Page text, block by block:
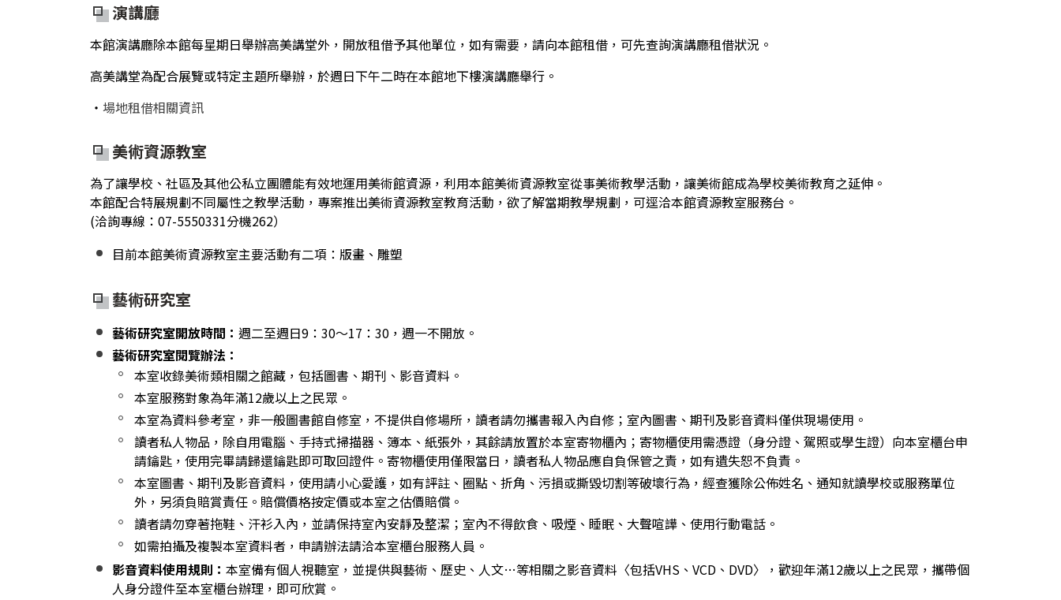
演講廳
本館演講廳除本館每星期日舉辦高美講堂外，開放租借予其他單位，如有需要，請向本館租借，可先查詢演講廳租借狀況。
高美講堂為配合展覽或特定主題所舉辦，於週日下午二時在本館地下樓演講廳舉行。
‧ 場地租借相關資訊
美術資源教室
為了讓學校、社區及其他公私立團體能有效地運用美術館資源，利用本館美術資源教室從事美術教學活動，讓美術館成為學校美術教育之延伸。
本館配合特展規劃不同屬性之教學活動，專案推出美術資源教室教育活動，欲了解當期教學規劃，可逕洽本館資源教室服務台。
(洽詢專線：07-5550331分機262）
目前本館美術資源教室主要活動有二項：版畫、雕塑
藝術研究室
藝術研究室開放時間： 週二至週日9：30～17：30，週一不開放。
藝術研究室閱覽辦法：
本室收錄美術類相關之館藏，包括圖書、期刊、影音資料。
本室服務對象為年滿12歲以上之民眾。
本室為資料參考室，非一般圖書館自修室，不提供自修場所，讀者請勿攜書報入內自修；室內圖書、期刊及影音資料僅供現場使用。
讀者私人物品，除自用電腦、手持式掃描器、簿本、紙張外，其餘請放置於本室寄物櫃內；寄物櫃使用需憑證（身分證、駕照或學生證）向本室櫃台申
請鑰匙，使用完畢請歸還鑰匙即可取回證件。寄物櫃使用僅限當日，讀者私人物品應自負保管之責，如有遺失恕不負責。
本室圖書、期刊及影音資料，使用請小心愛護，如有評註、圈點、折角、污損或撕毀切割等破壞行為，經查獲除公佈姓名、通知就讀學校或服務單位
外，另須負賠賞責任。賠償價格按定價或本室之估價賠償。
讀者請勿穿著拖鞋、汗衫入內，並請保持室內安靜及整潔；室內不得飲食、吸煙、睡眠、大聲喧譁、使用行動電話。
如需拍攝及複製本室資料者，申請辦法請洽本室櫃台服務人員。
影音資料使用規則： 本室備有個人視聽室，並提供與藝術、歷史、人文…等相關之影音資料〈包括VHS、VCD、DVD〉，歡迎年滿12歲以上之民眾，攜帶個
人身分證件至本室櫃台辦理，即可欣賞。